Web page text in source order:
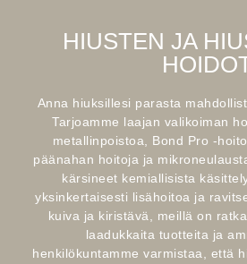
HIUSTEN JA
Anna hiuksillesi parasta
Tarjoamme laajan valikoiman
metallinpoistoa, Bond Pro -
päänahan hoitoja ja
kärsineet kemiallisista
yksinkertaisesti lisähoitoa ja
kuiva ja kiristävä, meillä on
laadukkaita tuotteita ja
henkilökuntamme varmistaa, että